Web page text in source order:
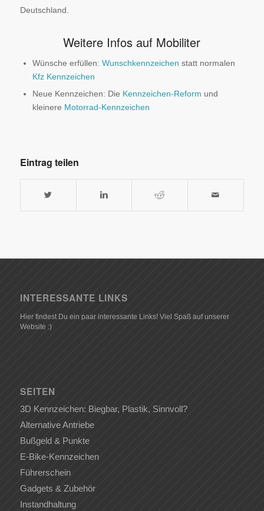
Deutschland.
Weitere Infos auf Mobiliter
Wünsche erfüllen: Wunschkennzeichen statt normalen
Kfz Kennzeichen
Neue Kennzeichen: Die Kennzeichen-Reform und
kleinere Motorrad-Kennzeichen
Eintrag teilen
INTERESSANTE LINKS
Hier findest Du ein paar interessante Links! Viel Spaß auf unserer
Website :)
SEITEN
3D Kennzeichen: Biegbar, Plastik, Sinnvoll?
Alternative Antriebe
Bußgeld & Punkte
E-Bike-Kennzeichen
Führerschein
Gadgets & Zubehör
Instandhaltung